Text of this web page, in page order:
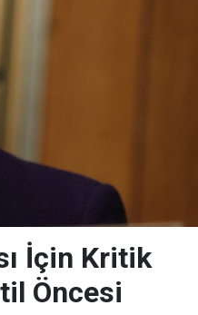
İçin Kritik
Öncesi